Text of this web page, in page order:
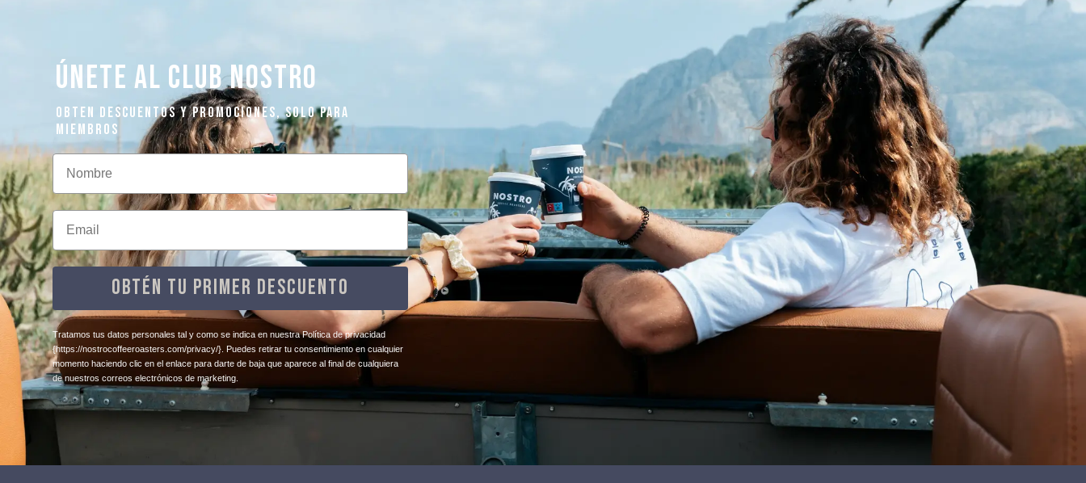
ÚNETE AL CLUB NOSTRO
OBTEN DESCUENTOS Y PROMOCIONES, SOLO PARA
MIEMBROS
Nombre
Email
OBTÉN TU PRIMER DESCUENTO
​Tratamos tus datos personales tal y como se indica en nuestra Política de privacidad
{https://nostrocoffeeroasters.com/privacy/}. Puedes retirar tu consentimiento en cualquier
momento haciendo clic en el enlace para darte de baja que aparece al final de cualquiera
de nuestros correos electrónicos de marketing.